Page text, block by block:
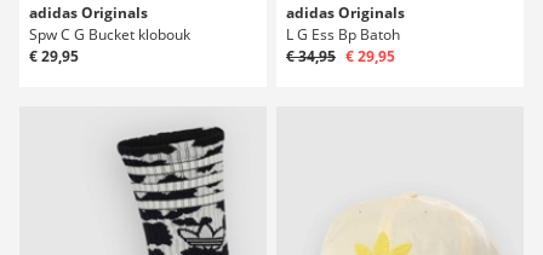
adidas Originals
Spw C G Bucket klobouk
€ 29,95
adidas Originals
L G Ess Bp Batoh
€ 34,95 € 29,95